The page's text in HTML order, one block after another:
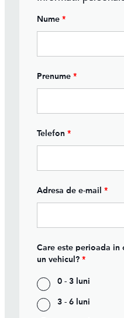
Nume *
Prenume *
Telefon *
Adresa de e-mail *
Care este perioada in
un vehicul? *
0 - 3 luni
3 - 6 luni